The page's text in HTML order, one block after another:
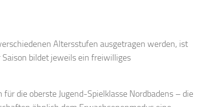
Altersstufen ausgetragen werden, ist
bildet jeweils ein freiwilliges
die oberste Jugend-Spielklasse Nordbadens – die